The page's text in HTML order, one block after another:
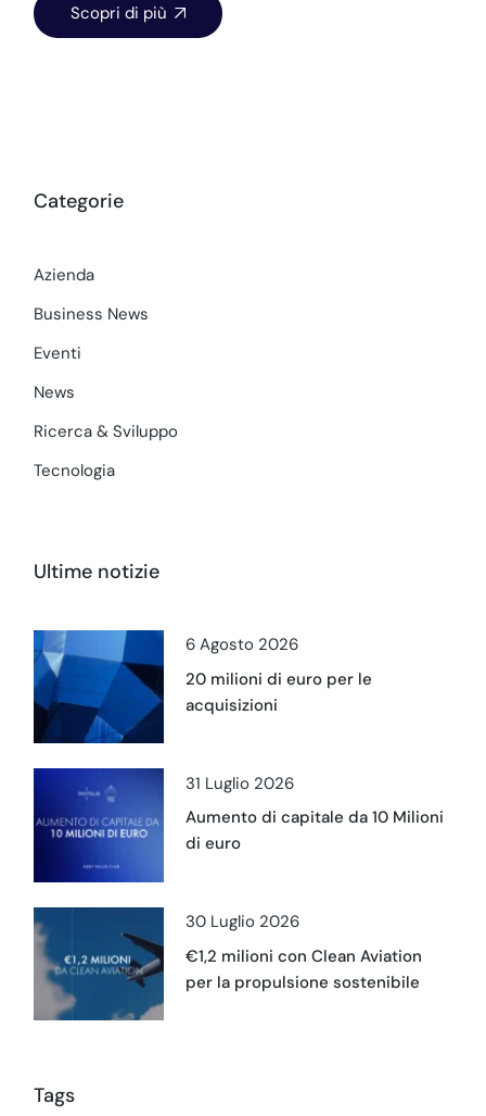
Scopri di più
Categorie
Azienda
Business News
Eventi
News
Ricerca & Sviluppo
Tecnologia
Ultime notizie
6 Agosto 2026
20 milioni di euro per le
acquisizioni
31 Luglio 2026
Aumento di capitale da 10 Milioni
di euro
30 Luglio 2026
€1,2 milioni con Clean Aviation
per la propulsione sostenibile
Tags